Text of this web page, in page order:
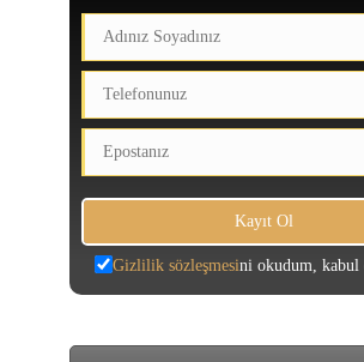
Gizlilik sözleşmesini okudum, kabul